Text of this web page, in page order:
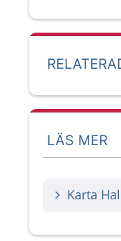
LÄS MER
Karta